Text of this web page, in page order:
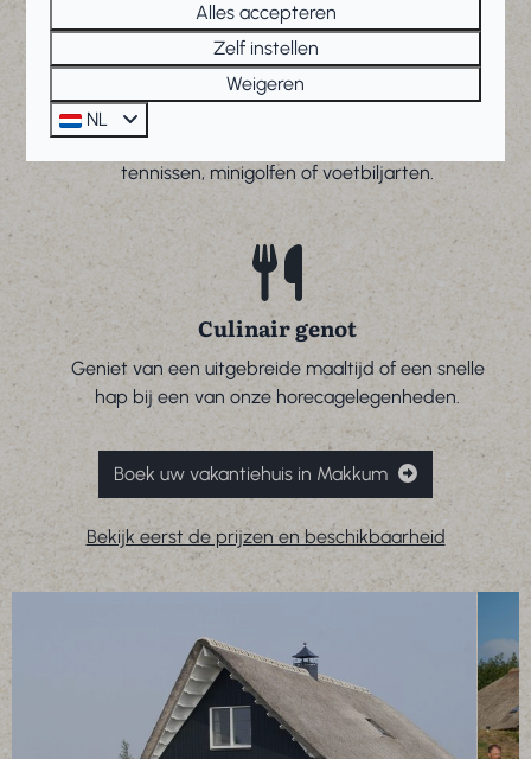
Actief genieten
Wij bieden speeltuinen en sportvelden waar u kunt
tennissen, minigolfen of voetbiljarten.
Culinair genot
Geniet van een uitgebreide maaltijd of een snelle
hap bij een van onze horecagelegenheden.
Boek uw vakantiehuis in Makkum
Bekijk eerst de prijzen en beschikbaarheid
Alles accepteren
Zelf instellen
Weigeren
NL